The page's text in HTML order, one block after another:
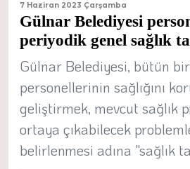
7 Haziran 2023 Çarşamba
Gülnar Belediyesi
periyodik genel sağlık
Gülnar Belediyesi, bütün
personellerinin sağlığını
geliştirmek, mevcut sağlık
ortaya çıkabilecek
belirlenmesi adına "sağlık